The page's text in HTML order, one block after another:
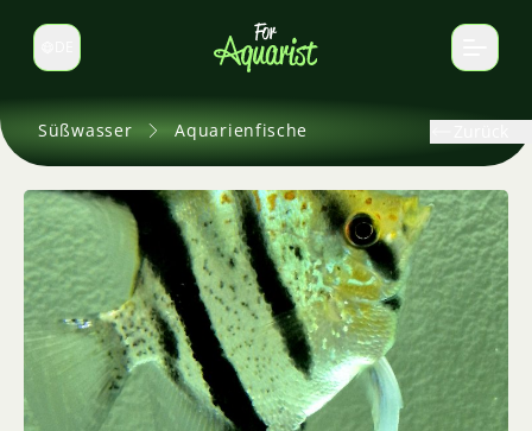
Sprache wechseln
Süßwasser Aquarienfische